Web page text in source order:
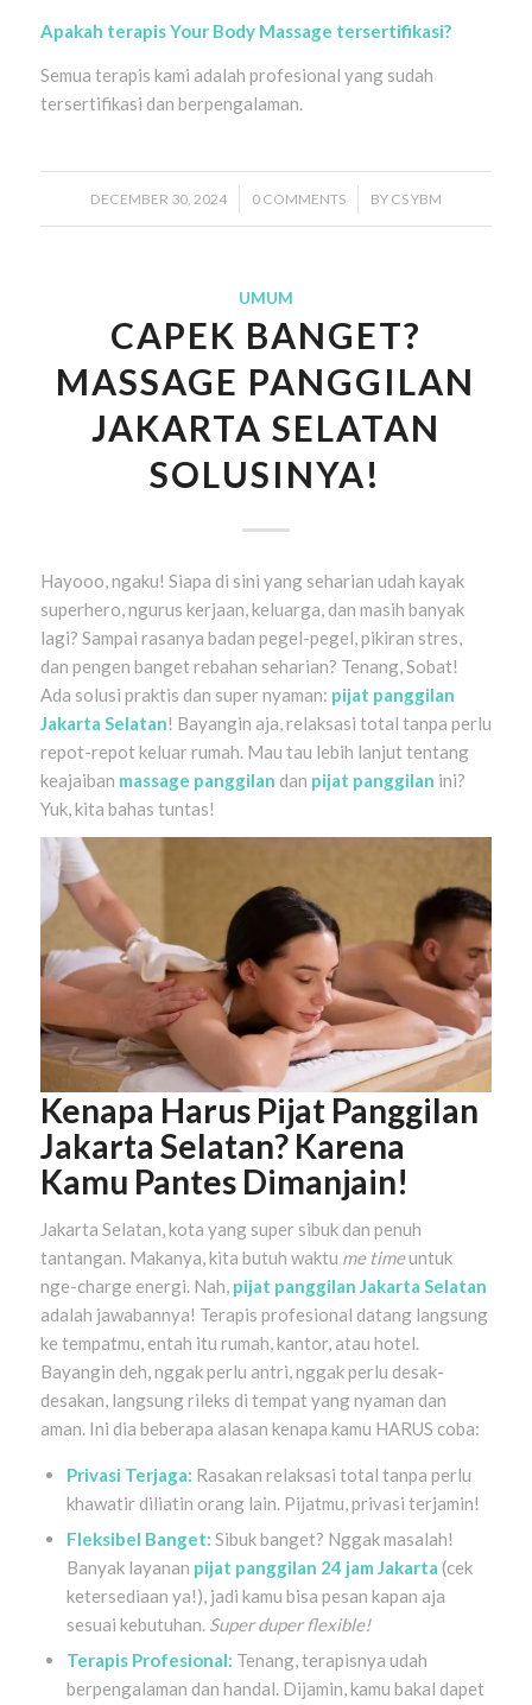
Apakah terapis Your Body Massage tersertifikasi?
Semua terapis kami adalah profesional yang sudah
tersertifikasi dan berpengalaman.
DECEMBER 30, 2024
/ 0 COMMENTS
/ BY CS YBM
UMUM
CAPEK BANGET?
MASSAGE PANGGILAN
JAKARTA SELATAN
SOLUSINYA!
Hayooo, ngaku! Siapa di sini yang seharian udah kayak
superhero, ngurus kerjaan, keluarga, dan masih banyak
lagi? Sampai rasanya badan pegel-pegel, pikiran stres,
dan pengen banget rebahan seharian? Tenang, Sobat!
Ada solusi praktis dan super nyaman: pijat panggilan
Jakarta Selatan! Bayangin aja, relaksasi total tanpa perlu
repot-repot keluar rumah. Mau tau lebih lanjut tentang
keajaiban massage panggilan dan pijat panggilan ini?
Yuk, kita bahas tuntas!
Kenapa Harus Pijat Panggilan
Jakarta Selatan? Karena
Kamu Pantes Dimanjain!
Jakarta Selatan, kota yang super sibuk dan penuh
tantangan. Makanya, kita butuh waktu me timeuntuk
nge-charge energi. Nah, pijat panggilan Jakarta Selatan
adalah jawabannya! Terapis profesional datang langsung
ke tempatmu, entah itu rumah, kantor, atau hotel.
Bayangin deh, nggak perlu antri, nggak perlu desak-
desakan, langsung rileks di tempat yang nyaman dan
aman. Ini dia beberapa alasan kenapa kamu HARUS coba:
Privasi Terjaga: Rasakan relaksasi total tanpa perlu
khawatir diliatin orang lain. Pijatmu, privasi terjamin!
Fleksibel Banget: Sibuk banget? Nggak masalah!
Banyak layanan pijat panggilan 24 jam Jakarta (cek
ketersediaan ya!), jadi kamu bisa pesan kapan aja
sesuai kebutuhan. Super duper flexible!
Terapis Profesional: Tenang, terapisnya udah
berpengalaman dan handal. Dijamin, kamu bakal dapet